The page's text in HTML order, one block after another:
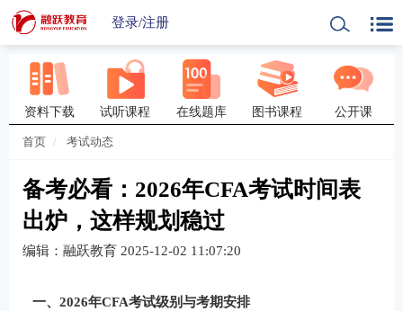
登录/注册
资料下载 试听课程 在线题库 图书课程 公开课
首页 考试动态
备考必看：2026年CFA考试时间表
出炉，这样规划稳过
编辑：融跃教育 2025-12-02 11:07:20
一、2026年CFA考试级别与考期安排